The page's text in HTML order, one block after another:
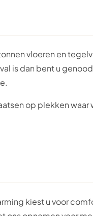
vloeren en
is dan bent u
op plekken
kiest u voor